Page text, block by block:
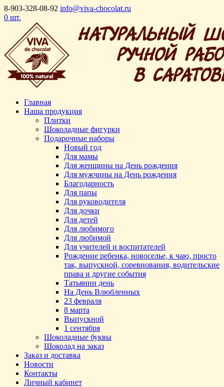
8-903-328-08-92 info@viva-chocolat.ru
0 шт.
Главная
Наша продукция
Плитки
Шоколадные фигурки
Подарочные наборы
Новый год
Для мамы
Для женщины на День рождения
Для мужчины на День рождения
Благодарность
Для папы
Для руководителя
Для дочки
Для детей
Для любимого
Для любимой
Для учителей и воспитателей
Рождение ребенка, новоселье, к чаю, просто
так, выпускной, соревнования, водительские
права и другие события
Татьянин день
На День Влюбленных
23 февраля
8 марта
Выпускной
1 сентября
Шоколадные буквы
Шоколад на заказ
Заказ и доставка
Новости
Контакты
Личный кабинет